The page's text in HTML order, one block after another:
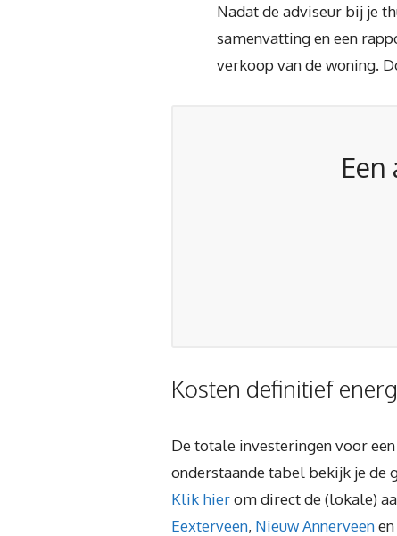
Nadat de adviseur bij je
samenvatting en een
verkoop van de woning.
Kosten definitief
De totale investeringen voor
onderstaande tabel bekijk je de
Klik hierom direct de (lokale)
Eexterveen, Nieuw Annerveenen